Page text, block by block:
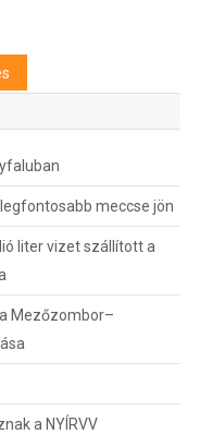
meccse jön
liter vizet szállított a
Mezőzombor–
a NYÍRVV